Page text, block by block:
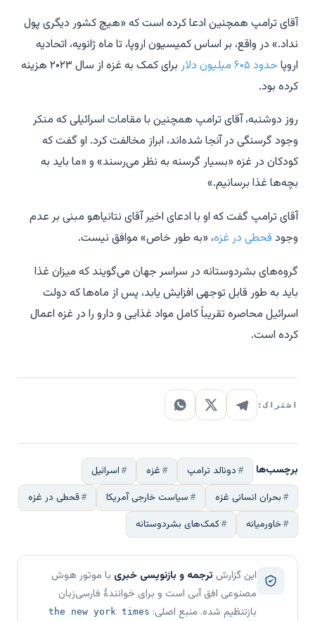
آقای ترامپ همچنین ادعا کرده است که «هیچ کشور دیگری پول
نداد.» در واقع، بر اساس کمیسیون اروپا، تا ماه ژانویه، اتحادیه
اروپا حدود ۶۰۵ میلیون دلار
برای کمک به غزه از سال ۲۰۲۳ هزینه
کرده بود.
روز دوشنبه، آقای ترامپ همچنین با مقامات اسرائیلی که منکر
وجود گرسنگی در آنجا شده‌اند، ابراز مخالفت کرد. او گفت که
کودکان در غزه «بسیار گرسنه به نظر می‌رسند» و «ما باید به
بچه‌ها غذا برسانیم.»
آقای ترامپ گفت که او با ادعای اخیر آقای نتانیاهو مبنی بر عدم
وجود قحطی در غزه، «به طور خاص» موافق نیست.
گروه‌های بشردوستانه در سراسر جهان می‌گویند که میزان غذا
باید به طور قابل توجهی افزایش یابد، پس از ماه‌ها که دولت
اسرائیل محاصره تقریباً کامل مواد غذایی و دارو را در غزه اعمال
کرده است.
اشتراک:
برچسب‌ها دونالد ترامپ غزه
اسرائیل
بحران انسانی غزه
سیاست خارجی آمریکا
قحطی در غزه
خاورمیانه
کمک‌های بشردوستانه
این گزارش ترجمه و بازنویسی خبری با موتور هوش
مصنوعی افق آبی است و برای خوانندهٔ فارسی‌زبان
بازتنظیم شده. منبع اصلی: the new york times